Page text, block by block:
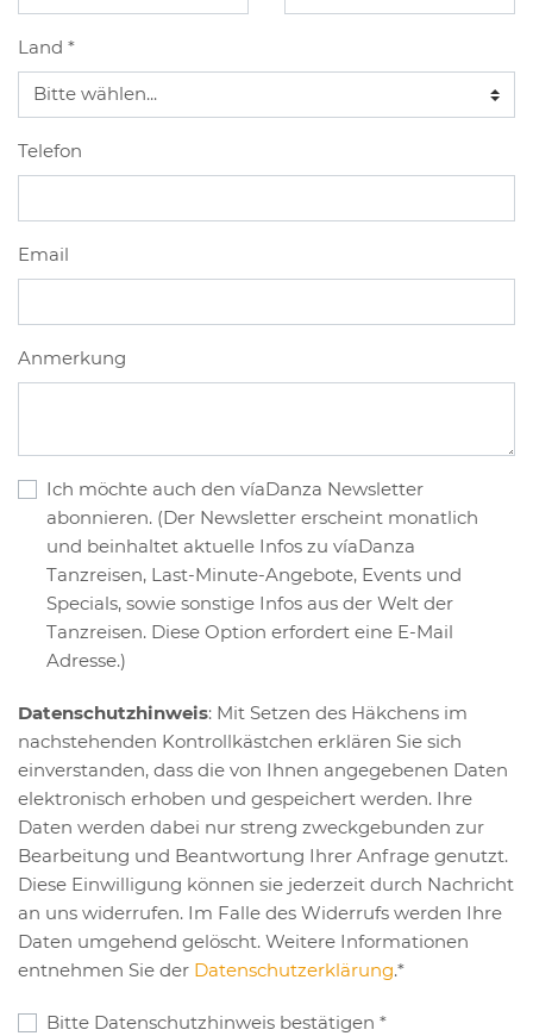
Land *
Telefon
Email
Anmerkung
Ich möchte auch den víaDanza Newsletter
abonnieren. (Der Newsletter erscheint monatlich
und beinhaltet aktuelle Infos zu víaDanza
Tanzreisen, Last-Minute-Angebote, Events und
Specials, sowie sonstige Infos aus der Welt der
Tanzreisen. Diese Option erfordert eine E-Mail
Adresse.)
Datenschutzhinweis: Mit Setzen des Häkchens im
nachstehenden Kontrollkästchen erklären Sie sich
einverstanden, dass die von Ihnen angegebenen Daten
elektronisch erhoben und gespeichert werden. Ihre
Daten werden dabei nur streng zweckgebunden zur
Bearbeitung und Beantwortung Ihrer Anfrage genutzt.
Diese Einwilligung können sie jederzeit durch Nachricht
an uns widerrufen. Im Falle des Widerrufs werden Ihre
Daten umgehend gelöscht. Weitere Informationen
entnehmen Sie der Datenschutzerklärung.*
Bitte Datenschutzhinweis bestätigen *